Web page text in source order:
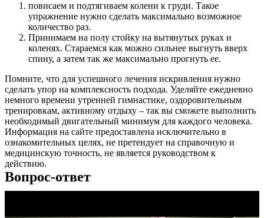
повисаем и подтягиваем колени к груди. Такое
упражнение нужно сделать максимально возможное
количество раз.
Принимаем на полу стойку на вытянутых руках и
коленях. Стараемся как можно сильнее выгнуть вверх
спину, а затем так же максимально прогнуть ее.
Помните, что для успешного лечения искривления нужно
сделать упор на комплексность подхода. Уделяйте ежедневно
немного времени утренней гимнастике, оздоровительным
тренировкам, активному отдыху – так вы сможете выполнить
необходимый двигательный минимум для каждого человека.
Информация на сайте предоставлена исключительно в
ознакомительных целях, не претендует на справочную и
медицинскую точность, не является руководством к
действию.
Вопрос-ответ